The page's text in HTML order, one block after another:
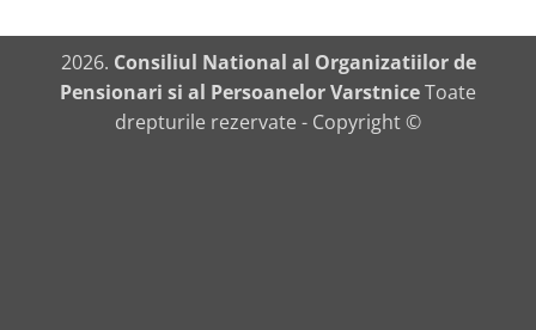
2026. Consiliul National al Organizatiilor de
Pensionari si al Persoanelor VarstniceToate
drepturile rezervate - Copyright ©